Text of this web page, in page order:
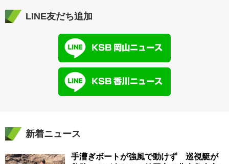
LINE友だち追加
新着ニュース
手漕ぎボートが強風で動けず 巡視艇が